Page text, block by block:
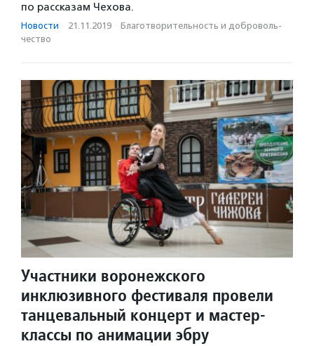
по рассказам Чехова.
Новости · 21.11.2019 · Благотвори­тель­ность и доброволь­
чест­во
Участники воронежского
инклюзивного фестиваля провели
танцевальный концерт и мастер-
классы по анимации эбру